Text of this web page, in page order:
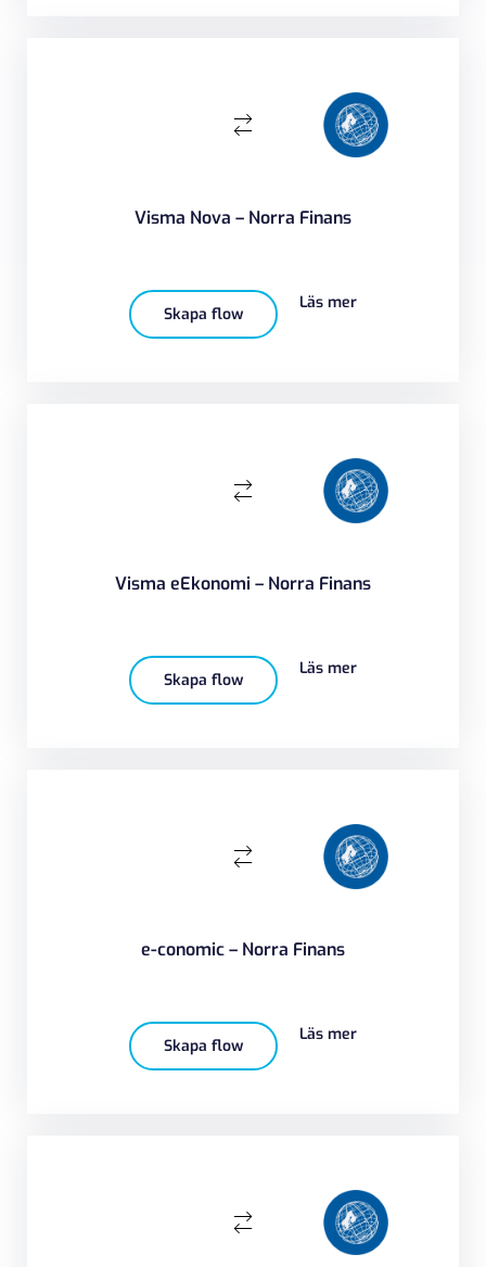
Visma Nova – Norra Finans
Skapa flow
Läs mer
Visma eEkonomi – Norra Finans
Skapa flow
Läs mer
e-conomic – Norra Finans
Skapa flow
Läs mer